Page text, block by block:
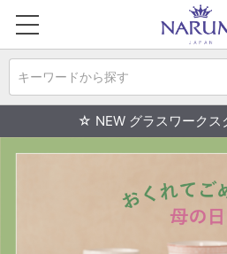
キーワードから探す
☆ NEW グラスワーク